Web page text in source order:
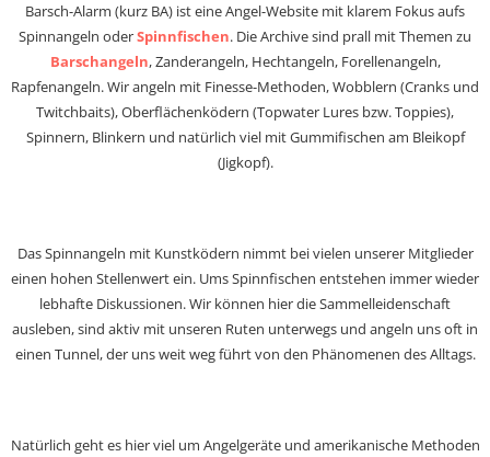
Barsch-Alarm (kurz BA) ist eine Angel-Website mit klarem Fokus aufs
Spinnangeln oderSpinnfischen. Die Archive sind prall mit Themen zu
Barschangeln, Zanderangeln, Hechtangeln, Forellenangeln,
Rapfenangeln. Wir angeln mit Finesse-Methoden, Wobblern (Cranks und
Twitchbaits), Oberflächenködern (Topwater Lures bzw. Toppies),
Spinnern, Blinkern und natürlich viel mit Gummifischen am Bleikopf
(Jigkopf).
Das Spinnangeln mit Kunstködern nimmt bei vielen unserer Mitglieder
einen hohen Stellenwert ein. Ums Spinnfischen entstehen immer wieder
lebhafte Diskussionen. Wir können hier die Sammelleidenschaft
ausleben, sind aktiv mit unseren Ruten unterwegs und angeln uns oft in
einen Tunnel, der uns weit weg führt von den Phänomenen des Alltags.
Natürlich geht es hier viel um Angelgeräte und amerikanische Methoden